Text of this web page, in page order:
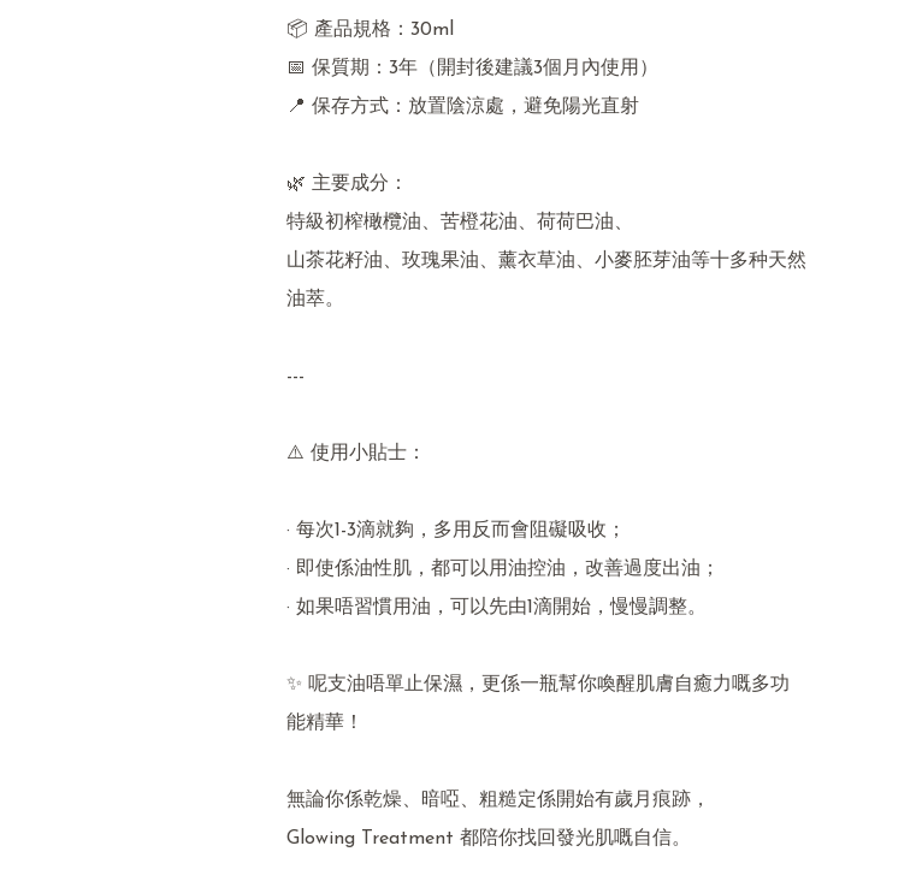
📦 產品規格：30ml
📅 保質期：3年（開封後建議3個月內使用）
📍 保存方式：放置陰涼處，避免陽光直射
🌿 主要成分：
特級初榨橄欖油、苦橙花油、荷荷巴油、
山茶花籽油、玫瑰果油、薰衣草油、小麥胚芽油等十多种天然
油萃。
---
⚠️ 使用小貼士：
· 每次1-3滴就夠，多用反而會阻礙吸收；
· 即使係油性肌，都可以用油控油，改善過度出油；
· 如果唔習慣用油，可以先由1滴開始，慢慢調整。
✨ 呢支油唔單止保濕，更係一瓶幫你喚醒肌膚自癒力嘅多功
能精華！
無論你係乾燥、暗啞、粗糙定係開始有歲月痕跡，
Glowing Treatment 都陪你找回發光肌嘅自信。